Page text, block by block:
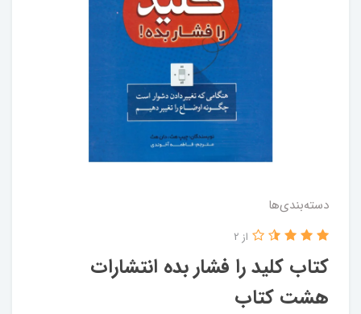
دسته‌بندی‌ها
کتاب کلید را فشار بده انتشارات
هشت کتاب
از 2